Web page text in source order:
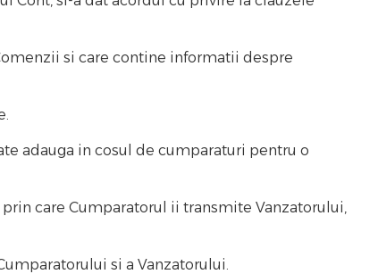
si care contine informatii despre
adauga in cosul de cumparaturi pentru o
care Cumparatorul ii transmite Vanzatorului,
si a Vanzatorului.